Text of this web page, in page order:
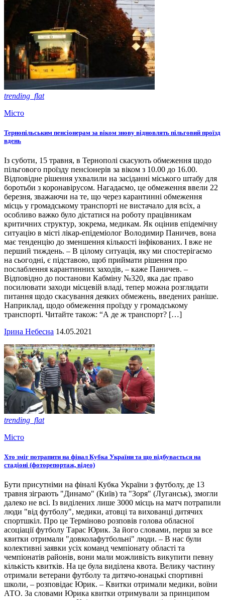
trending_flat
Місто
Тернопільським пенсіонерам за віком знову відновлять пільговий проїзд
вдень
Із суботи, 15 травня, в Тернополі скасують обмеження щодо
пільгового проїзду пенсіонерів за віком з 10.00 до 16.00.
Відповідне рішення ухвалили на засіданні міського штабу для
боротьби з коронавірусом. Нагадаємо, це обмеження ввели 22
березня, зважаючи на те, що через карантинні обмеження
місць у громадському транспорті не вистачало для всіх, а
особливо важко було дістатися на роботу працівникам
критичних структур, зокрема, медикам. Як оцінив епідемічну
ситуацію в місті лікар-епідеміолог Володимир Паничев, вона
має тенденцію до зменшення кількості інфікованих. І вже не
перший тиждень. – В цілому ситуація, яку ми спостерігаємо
на сьогодні, є підставою, щоб приймати рішення про
послаблення карантинних заходів, – каже Паничев. –
Відповідно до постанови Кабміну №320, яка дає право
посилювати заходи місцевій владі, тепер можна розглядати
питання щодо скасування деяких обмежень, введених раніше.
Наприклад, щодо обмеження проїзду у громадському
транспорті. Читайте також: “А де ж транспорт? […]
Ірина Небесна 14.05.2021
trending_flat
Місто
Хто зміг потрапити на фінал Кубка України та що відбувається на
стадіоні (фоторепортаж, відео)
Бути присутніми на фіналі Кубка України з футболу, де 13
травня зіграють "Динамо" (Київ) та "Зоря" (Луганськ), змогли
далеко не всі. Із виділених лише 3000 місць на матч потрапили
люди "від футболу", медики, атовці та вихованці дитячих
спортшкіл. Про це Терміново розповів голова обласної
асоціації футболу Тарас Юрик. За його словами, перш за все
квитки отримали "довколафутбольні" люди. – В нас були
колективні заявки усіх команд чемпіонату області та
чемпіонатів районів, вони мали можливість викупити певну
кількість квитків. На це була виділена квота. Велику частину
отримали ветерани футболу та дитячо-юнацькі спортивні
школи, – розповідає Юрик. – Квитки отримали медики, воїни
АТО. За словами Юрика квитки отримували за принципом